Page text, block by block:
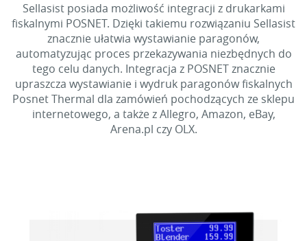
Sellasist posiada możliwość integracji z drukarkami
fiskalnymi POSNET. Dzięki takiemu rozwiązaniu Sellasist
znacznie ułatwia wystawianie paragonów,
automatyzując proces przekazywania niezbędnych do
tego celu danych. Integracja z POSNET znacznie
upraszcza wystawianie i wydruk paragonów fiskalnych
Posnet Thermal dla zamówień pochodzących ze sklepu
internetowego, a także z Allegro, Amazon, eBay,
Arena.pl czy OLX.